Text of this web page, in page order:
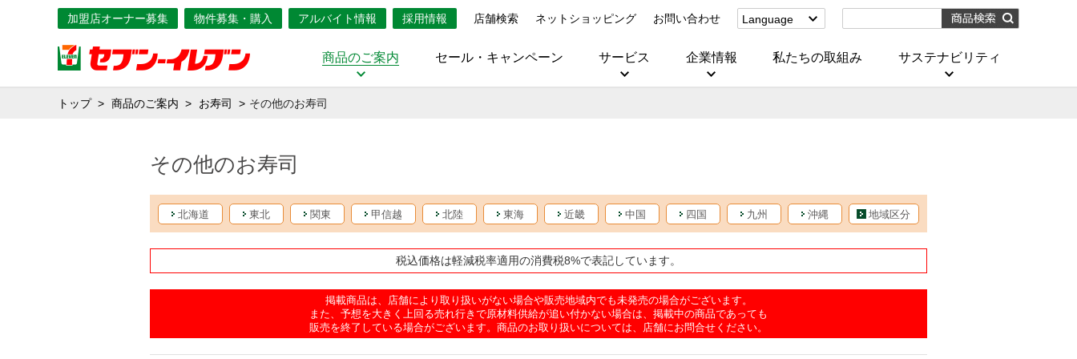
加盟店オーナー募集 物件募集・購入 アルバイト情報 採用情報 店舗検索 ネットショッピング お問い合わせ
Language
(Corporate)
(บริการ)
商品のご案内 セール・キャンペーン サービス 企業情報 私たちの取組み サステナビリティ
トップ 商品のご案内 お寿司 その他のお寿司
その他のお寿司
北海道 東北 関東 甲信越 北陸 東海 近畿 中国 四国 九州 沖縄 地域区分
税込価格は軽減税率適用の消費税8%で表記しています。
掲載商品は、店舗により取り扱いがない場合や販売地域内でも未発売の場合がございます。
また、予想を大きく上回る売れ行きで原材料供給が追い付かない場合は、掲載中の商品であっても
販売を終了している場合がございます。商品のお取り扱いについては、店舗にお問合せください。